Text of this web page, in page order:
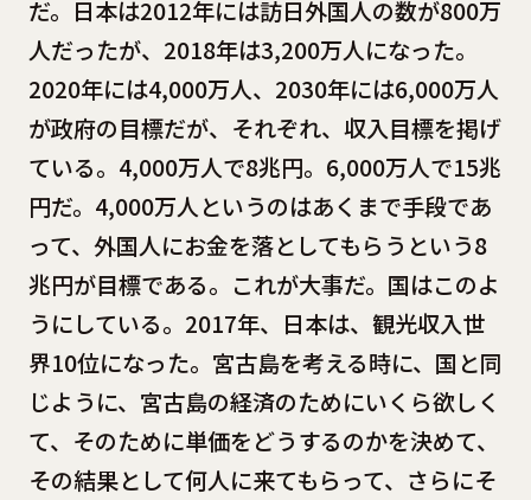
だ。日本は2012年には訪日外国人の数が800万
人だったが、2018年は3,200万人になった。
2020年には4,000万人、2030年には6,000万人
が政府の目標だが、それぞれ、収入目標を掲げ
ている。4,000万人で8兆円。6,000万人で15兆
円だ。4,000万人というのはあくまで手段であ
って、外国人にお金を落としてもらうという8
兆円が目標である。これが大事だ。国はこのよ
うにしている。2017年、日本は、観光収入世
界10位になった。宮古島を考える時に、国と同
じように、宮古島の経済のためにいくら欲しく
て、そのために単価をどうするのかを決めて、
その結果として何人に来てもらって、さらにそ